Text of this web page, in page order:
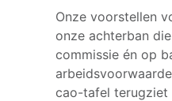
Onze voorstellen
onze achterban
commissie én op
cao-tafel terugziet